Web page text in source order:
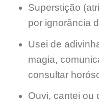
Superstição
por ignorância
Usei de
magia,
consultar
Ouvi, cantei ou